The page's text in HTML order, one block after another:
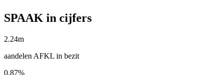
SPAAK in cijfers
2.24m
aandelen AFKL in bezit
0.87%